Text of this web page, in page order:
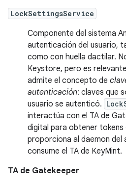
LockSettingsService
Componente del sistema
autenticación del usuario,
como con huella dactilar.
Keystore, pero es
admite el concepto de
autenticación: claves que
usuario se autenticó.
interactúa con el TA de
digital para obtener tokens
proporciona al daemon del
consume el TA de KeyMint.
TA de Gatekeeper